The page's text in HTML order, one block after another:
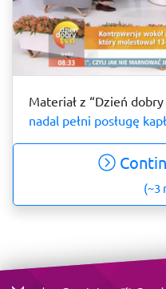
Materiał z “Dzień dobry
nadal pełni posługę
(~3